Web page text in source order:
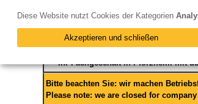
Ihr Fachgeschäft in Pforzheim mit
Bitte beachten Sie: wir machen
Please note: we are closed for
Diese Website nutzt Cookies der Kategorien
Akzeptieren und schließen